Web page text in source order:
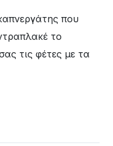
που
το
τις φέτες με τα